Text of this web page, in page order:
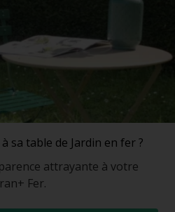
sa table de Jardin en fer ?
attrayante à votre
Fer.